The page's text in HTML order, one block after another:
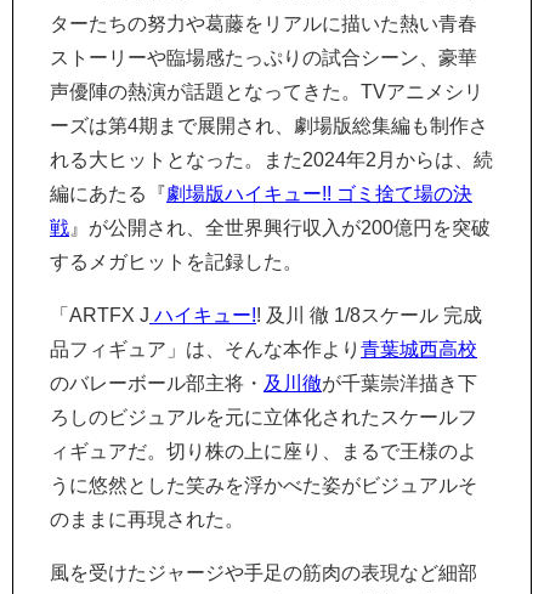
ターたちの努力や葛藤をリアルに描いた熱い青春
ストーリーや臨場感たっぷりの試合シーン、豪華
声優陣の熱演が話題となってきた。TVアニメシリ
ーズは第4期まで展開され、劇場版総集編も制作さ
れる大ヒットとなった。また2024年2月からは、続
編にあたる『劇場版ハイキュー!! ゴミ捨て場の決
戦 』が公開され、全世界興行収入が200億円を突破
するメガヒットを記録した。
「ARTFX J ハイキュー!! 及川 徹 1/8スケール 完成
品フィギュア」は、そんな本作より 青葉城西高校
のバレーボール部主将・ 及川徹が千葉崇洋描き下
ろしのビジュアルを元に立体化されたスケールフ
ィギュアだ。切り株の上に座り、まるで王様のよ
うに悠然とした笑みを浮かべた姿がビジュアルそ
のままに再現された。
風を受けたジャージや手足の筋肉の表現など細部